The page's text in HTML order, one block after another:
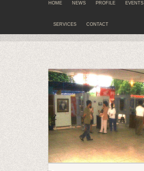
HOME NEWS PROFILE EVENTS
SERVICES CONTACT